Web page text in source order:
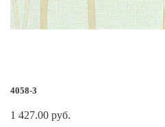
4058-3
1 427.00 руб.